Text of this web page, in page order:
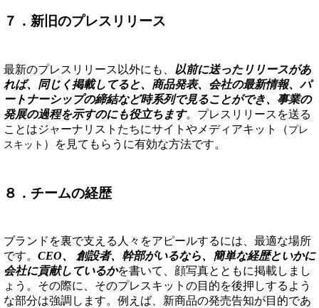
７．新旧のプレスリリース
最新のプレスリリース以外にも、 以前に送ったリリースがあ
れば、同じく掲載してると、商品発表、会社の最新情報、パ
ートナーシップの締結など時系列で見ることができ、事業の
発展の過程を示すのにも役立ちます。プレスリリースを送る
ことはジャーナリストたちにサイトやメディアキット（ プレ
スキット ）を見てもらうに有効な方法です。
８．チームの経歴
ブランドを裏で支える人々をアピールするには、最適な場所
です。 CEO、 創設者、幹部がいるなら、簡単な経歴といかに
会社に貢献しているかを書いて、顔写真とともに掲載しまし
ょう。その際に、そのプレスキットの目的を後押しするよう
な部分は強調します。例えば、新商品の発売告知が目的であ